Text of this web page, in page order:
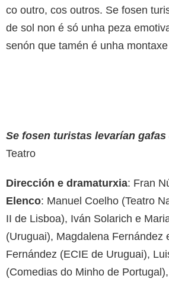
co outro, cos outros. Se fosen
de sol non é só unha peza
senón que tamén é unha
Se fosen turistas levarían gafas
Teatro
Dirección e dramaturxia: Fran
Elenco: Manuel Coelho (Teatro
II de Lisboa), Iván Solarich e
(Uruguai), Magdalena Fernández
Fernández (ECIE de Uruguai),
(Comedias do Minho de